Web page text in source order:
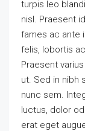
turpis leo
nisl. Praesent
fames ac ante
felis, lobortis
Praesent
ut. Sed in nibh
nunc sem.
luctus, dolor
erat eget